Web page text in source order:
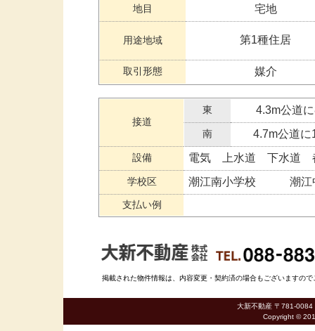
地目 宅地
用途地域 第1種住居
取引形態 媒介
接道
東 4.3m公道
南 4.7m公道に
設備 電気 上水道 下水道
学校区 潮江南小学校 潮江
支払い例
掲載された物件情報は、内容変更・契約済の場合もございますの
大新不動産 〒781-
Copyright ©